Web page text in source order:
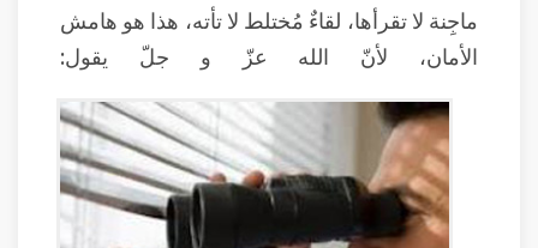
ماجِنة لا تقرأها، لقاءٌ مُختلط لا تأته، هذا هو هامش
الأمان، لأنّ الله عزّ و جلّ يقول: